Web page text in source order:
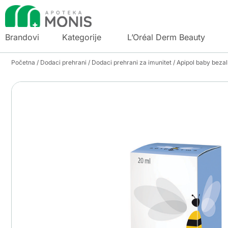
Brandovi Kategorije L’Oréal Derm Beauty
Početna / Dodaci prehrani / Dodaci prehrani za imunitet / Apipol baby